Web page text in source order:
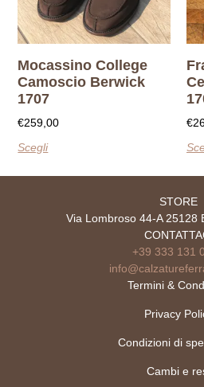
Mocassino College
Camoscio Berwick
1707
€259,00
Scegli
€
STORE
Via Lombroso 44-A 25128
+39 333 131
Termini &
Privacy
Condizioni di
Cambi e